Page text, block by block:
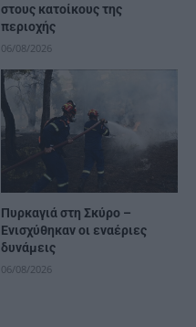
στους κατοίκους της
περιοχής
06/08/2026
Πυρκαγιά στη Σκύρο –
Ενισχύθηκαν οι εναέριες
δυνάμεις
06/08/2026